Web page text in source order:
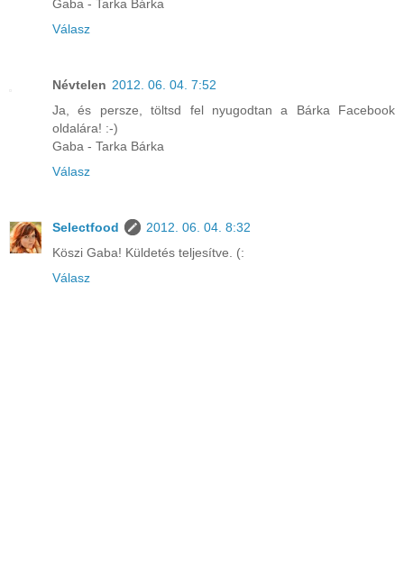
Gaba - Tarka Bárka
Válasz
Névtelen 2012. 06. 04. 7:52
Ja, és persze, töltsd fel nyugodtan a Bárka Facebook
oldalára! :-)
Gaba - Tarka Bárka
Válasz
Selectfood
2012. 06. 04. 8:32
Köszi Gaba! Küldetés teljesítve. (:
Válasz